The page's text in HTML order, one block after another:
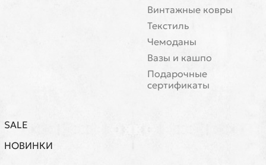
Винтажные ковры
Текстиль
Чемоданы
Вазы и кашпо
Подарочные
сертификаты
SALE
НОВИНКИ